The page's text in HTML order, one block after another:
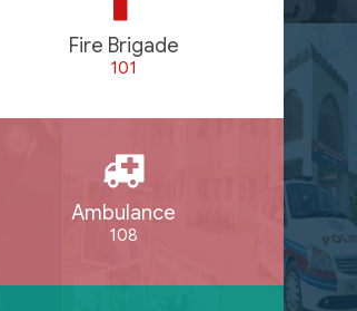
Fire Brigade
101
Ambulance
108